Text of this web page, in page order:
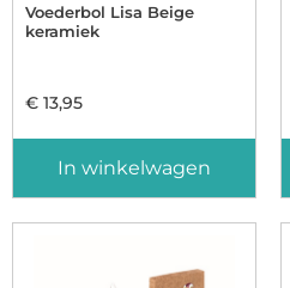
Voederbol Lisa Beige
keramiek
€ 13,95
In winkelwagen